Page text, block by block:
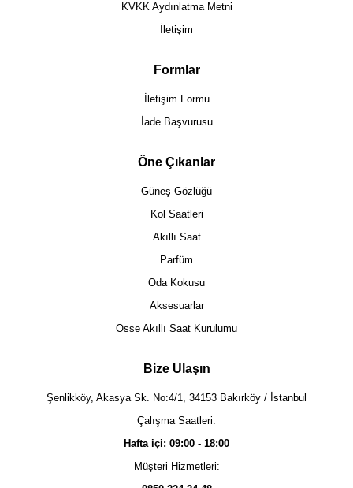
KVKK Aydınlatma Metni
İletişim
Formlar
İletişim Formu
İade Başvurusu
Öne Çıkanlar
Güneş Gözlüğü
Kol Saatleri
Akıllı Saat
Parfüm
Oda Kokusu
Aksesuarlar
Osse Akıllı Saat Kurulumu
Bize Ulaşın
Şenlikköy, Akasya Sk. No:4/1, 34153 Bakırköy / İstanbul
Çalışma Saatleri:
Hafta içi: 09:00 - 18:00
Müşteri Hizmetleri: